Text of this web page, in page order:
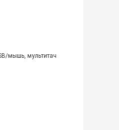
мышь, мультитач